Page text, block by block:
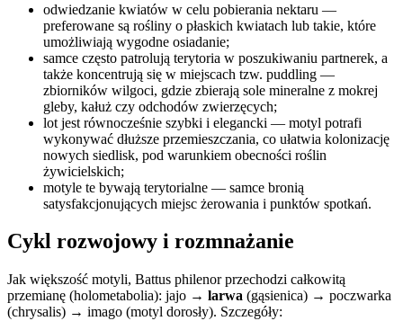
odwiedzanie kwiatów w celu pobierania nektaru —
preferowane są rośliny o płaskich kwiatach lub takie, które
umożliwiają wygodne osiadanie;
samce często patrolują terytoria w poszukiwaniu partnerek, a
także koncentrują się w miejscach tzw. puddling —
zbiorników wilgoci, gdzie zbierają sole mineralne z mokrej
gleby, kałuż czy odchodów zwierzęcych;
lot jest równocześnie szybki i elegancki — motyl potrafi
wykonywać dłuższe przemieszczania, co ułatwia kolonizację
nowych siedlisk, pod warunkiem obecności roślin
żywicielskich;
motyle te bywają terytorialne — samce bronią
satysfakcjonujących miejsc żerowania i punktów spotkań.
Cykl rozwojowy i rozmnażanie
Jak większość motyli, Battus philenor przechodzi całkowitą
przemianę (holometabolia): jajo → larwa (gąsienica) → poczwarka
(chrysalis) → imago (motyl dorosły). Szczegóły: